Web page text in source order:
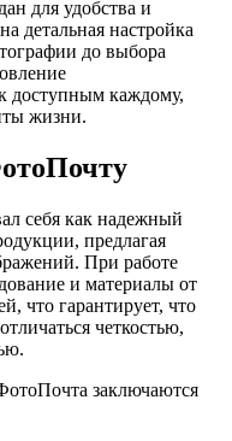
для удобства и
детальная настройка
до выбора
доступным каждому,
жизни.
себя как надежный
предлагая
При работе
и материалы от
что гарантирует, что
четкостью,
заключаются